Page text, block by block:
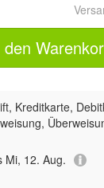
den
Kreditkarte,
Mi, 12. Aug.